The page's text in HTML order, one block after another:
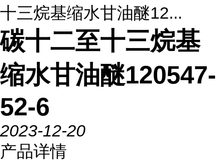
十三烷基缩水甘油醚12...
碳十二至十三烷基
缩水甘油醚120547-
52-6
2023-12-20
产品详情